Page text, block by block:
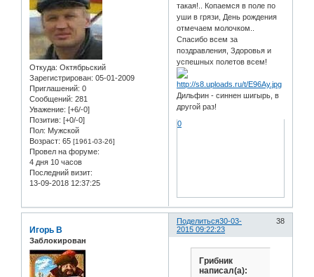
Откуда: Октябрьский
Зарегистрирован: 05-01-2009
Приглашений: 0
Сообщений: 281
Уважение: [+6/-0]
Позитив: [+0/-0]
Пол: Мужской
Возраст: 65 [1961-03-26]
Провел на форуме:
4 дня 10 часов
Последний визит:
13-09-2018 12:37:25
такая!.. Копаемся в поле по
уши в грязи, День рождения
отмечаем молочком..
Спасибо всем за
поздравления, Здоровья и
успешных полетов всем!
Дильфин - синнен шигырь, в
другой раз!
0
Поделиться 38
30-03-
2015 09:22:23
Игорь В
Заблокирован
Грибник
написал(а):